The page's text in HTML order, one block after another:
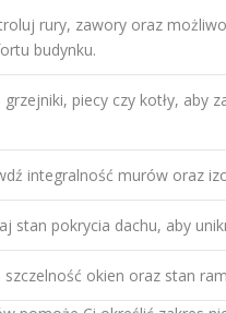
rury, zawory oraz
budynku.
grzejniki, piecy czy kotły, aby
integralność murów oraz
stan pokrycia dachu, aby
szczelność okien oraz stan